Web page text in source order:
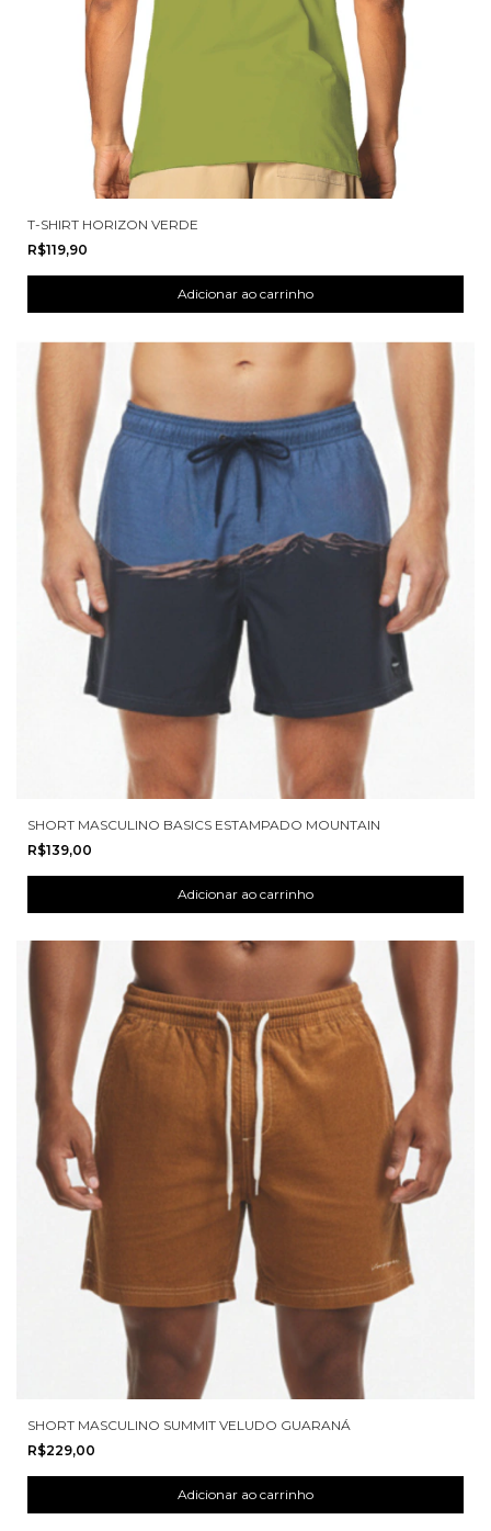
T-SHIRT HORIZON VERDE
R$119,90
SHORT MASCULINO BASICS ESTAMPADO MOUNTAIN
R$139,00
SHORT MASCULINO SUMMIT VELUDO GUARANÁ
R$229,00